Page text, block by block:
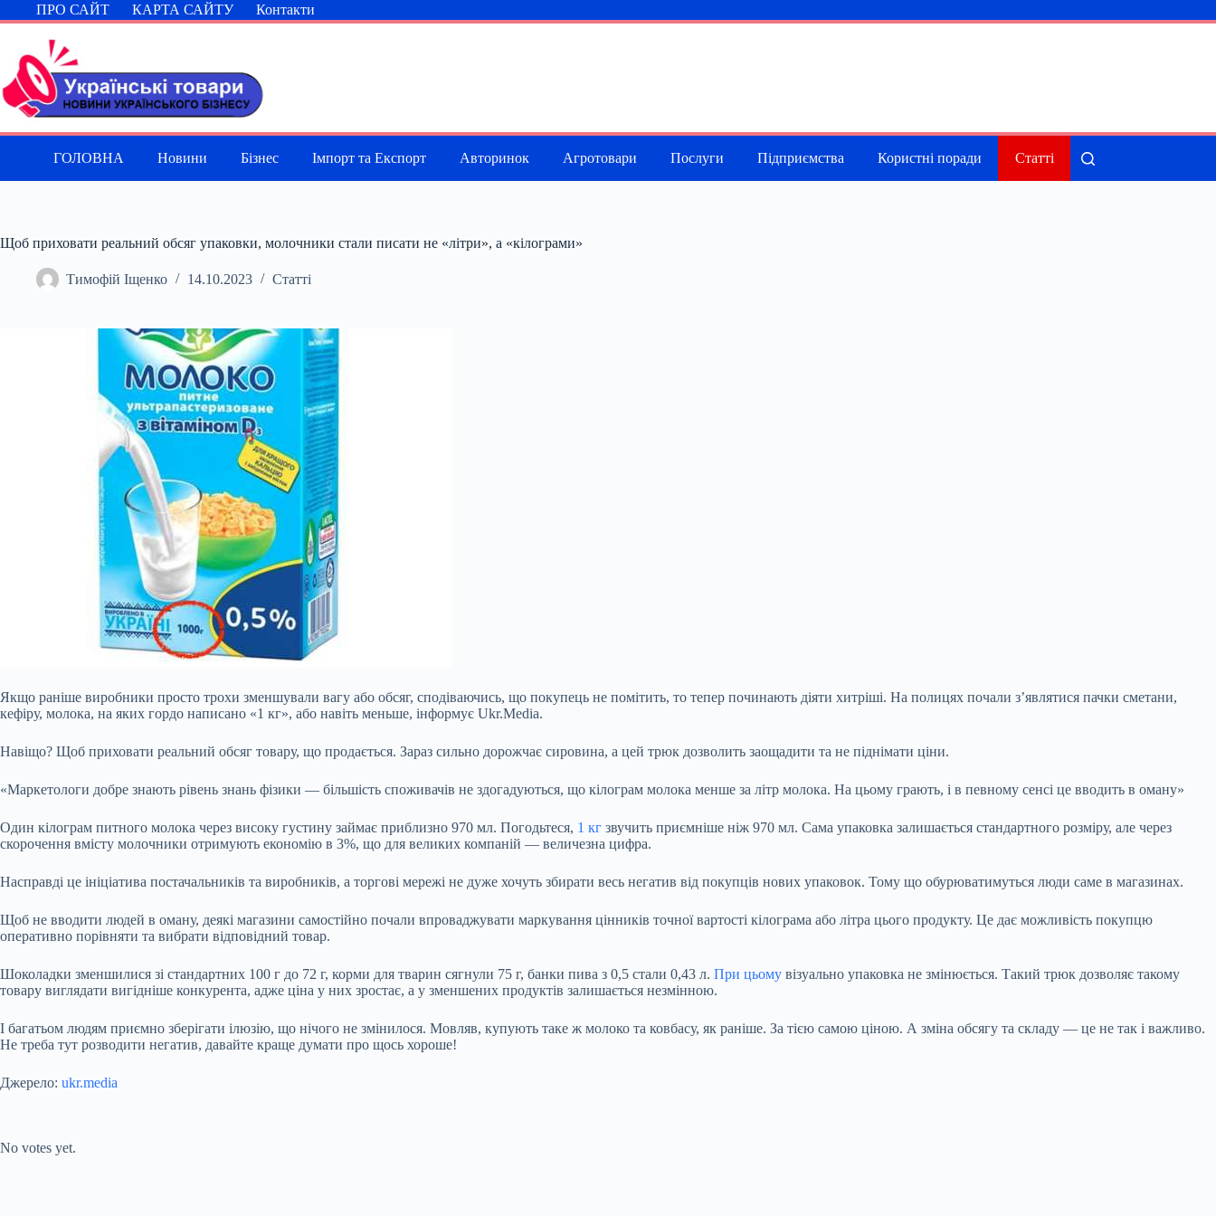
Перейти
до
ПРО САЙТ КАРТА САЙТУ Контакти
ГОЛОВНА Новини Бізнес Імпорт та Експорт Авторинок Агротовари Послуги Підприємства Користні поради Статті
Щоб приховати реальний обсяг упаковки, молочники стали писати не «літри», а «кілограми»
Тимофій Іщенко 14.10.2023 Статті
Якщо раніше виробники просто трохи зменшували вагу або обсяг, сподіваючись, що покупець не помітить, то тепер починають діяти хитріші. На полицях почали з’являтися пачки сметани,
кефіру, молока, на яких гордо написано «1 кг», або навіть меньше, інформує Ukr.Media.
Навіщо? Щоб приховати реальний обсяг товару, що продається. Зараз сильно дорожчає сировина, а цей трюк дозволить заощадити та не піднімати ціни.
«Маркетологи добре знають рівень знань фізики — більшість споживачів не здогадуються, що кілограм молока менше за літр молока. На цьому грають, і в певному сенсі це вводить в оману»
Один кілограм питного молока через високу густину займає приблизно 970 мл. Погодьтеся, 1 кг звучить приємніше ніж 970 мл. Сама упаковка залишається стандартного розміру, але через
скорочення вмісту молочники отримують економію в 3%, що для великих компаній — величезна цифра.
Насправді це ініціатива постачальників та виробників, а торгові мережі не дуже хочуть збирати весь негатив від покупців нових упаковок. Тому що обурюватимуться люди саме в магазинах.
Щоб не вводити людей в оману, деякі магазини самостійно почали впроваджувати маркування цінників точної вартості кілограма або літра цього продукту. Це дає можливість покупцю
оперативно порівняти та вибрати відповідний товар.
Шоколадки зменшилися зі стандартних 100 г до 72 г, корми для тварин сягнули 75 г, банки пива з 0,5 стали 0,43 л. При цьому візуально упаковка не змінюється. Такий трюк дозволяє такому
товару виглядати вигідніше конкурента, адже ціна у них зростає, а у зменшених продуктів залишається незмінною.
І багатьом людям приємно зберігати ілюзію, що нічого не змінилося. Мовляв, купують таке ж молоко та ковбасу, як раніше. За тією самою ціною. А зміна обсягу та складу — це не так і важливо.
Не треба тут розводити негатив, давайте краще думати про щось хороше!
Джерело: ukr.media
No votes yet.